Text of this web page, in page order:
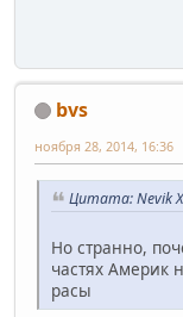
bvs
ноября 28, 2014, 16:36
Цитата: Nevik
Но странно,
частях Америк
расы